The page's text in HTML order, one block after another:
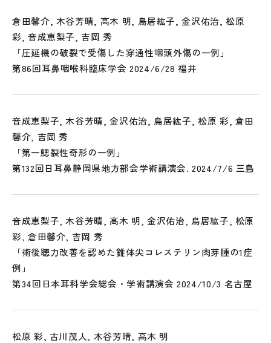
倉田馨介, 木谷芳晴, 高木 明, 鳥居紘子, 金沢佑治, 松原
彩, 音成恵梨子, 吉岡 秀
「圧延機の破裂で受傷した穿通性咽頭外傷の一例」
第86回耳鼻咽喉科臨床学会 2024/6/28 福井
音成恵梨子, 木谷芳晴, 金沢佑治, 鳥居紘子, 松原 彩, 倉田
馨介, 吉岡 秀
「第一鰓裂性奇形の一例」
第132回日耳鼻静岡県地方部会学術講演会. 2024/7/6 三島
音成恵梨子, 木谷芳晴, 高木 明, 金沢佑治, 鳥居紘子, 松原
彩, 倉田馨介, 吉岡 秀
「術後聴力改善を認めた錐体尖コレステリン肉芽腫の1症
例」
第34回日本耳科学会総会・学術講演会 2024/10/3 名古屋
松原 彩, 古川茂人, 木谷芳晴, 高木 明